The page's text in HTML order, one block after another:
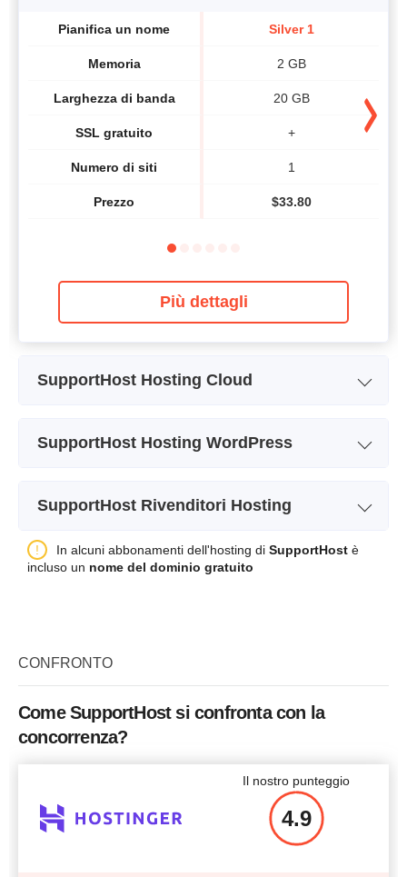
Pianifica un nome
Memoria
Larghezza di banda
SSL gratuito
Numero di siti
Prezzo
Silver 1
2 GB
20 GB
+
1
$33.80
Più dettagli
SupportHost Hosting Cloud
RAM 4 GB
SupportHost Hosting WordPress
Larghezza di banda
Prezzo
2 GB
20 GB
SupportHost Rivenditori Hosting
Pianifica un nome Reseller 1
In alcuni abbonamenti dell'hosting di SupportHost è
incluso un nome del dominio gratuito
CONFRONTO
Come SupportHost si confronta con la
concorrenza?
Il nostro punteggio
4.9